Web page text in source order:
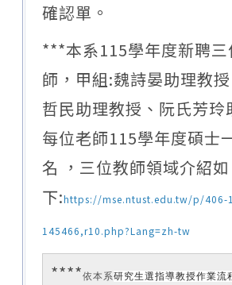
確認單。
***本系115學年度新聘三
師，甲組:魏詩晏助理教
哲民助理教授、阮氏芳玲
每位老師115學年度碩士
名 ，三位教師領域介紹如
下:https://mse.ntust.edu.tw/p/406-
145466,r10.php?Lang=zh-tw
****依本系研究生選指導教授作業流